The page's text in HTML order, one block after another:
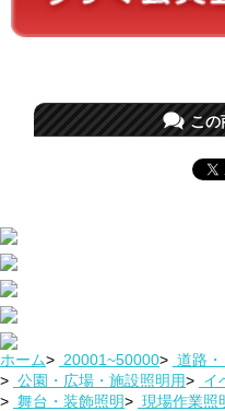
この
ホーム> 20001~50000> 道路
> 公園・広場・施設照明用> イ
> 舞台・装飾照明> 現場作業照